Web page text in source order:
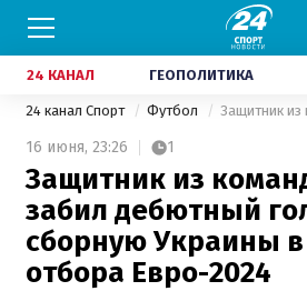
24 КАНАЛ ГЕОПОЛИТИКА
24 канал Спорт Футбол
16 июня, 23:26 1
Защитник из
забил дебютный
сборную Украины
отбора Евро-2024